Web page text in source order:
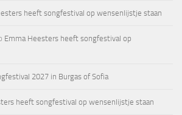
heeft songfestival op wensenlijstje staan
Emma Heesters heeft songfestival op
2027 in Burgas of Sofia
heeft songfestival op wensenlijstje staan